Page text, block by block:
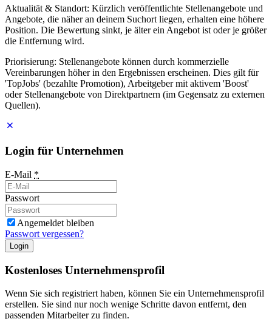
Aktualität & Standort: Kürzlich veröffentlichte Stellenangebote und
Angebote, die näher an deinem Suchort liegen, erhalten eine höhere
Position. Die Bewertung sinkt, je älter ein Angebot ist oder je größer
die Entfernung wird.
Priorisierung: Stellenangebote können durch kommerzielle
Vereinbarungen höher in den Ergebnissen erscheinen. Dies gilt für
'TopJobs' (bezahlte Promotion), Arbeitgeber mit aktivem 'Boost'
oder Stellenangebote von Direktpartnern (im Gegensatz zu externen
Quellen).
Login für Unternehmen
E-Mail *
Passwort
Angemeldet bleiben
Passwort vergessen?
Login
Kostenloses Unternehmensprofil
Wenn Sie sich registriert haben, können Sie ein Unternehmensprofil
erstellen. Sie sind nur noch wenige Schritte davon entfernt, den
passenden Mitarbeiter zu finden.